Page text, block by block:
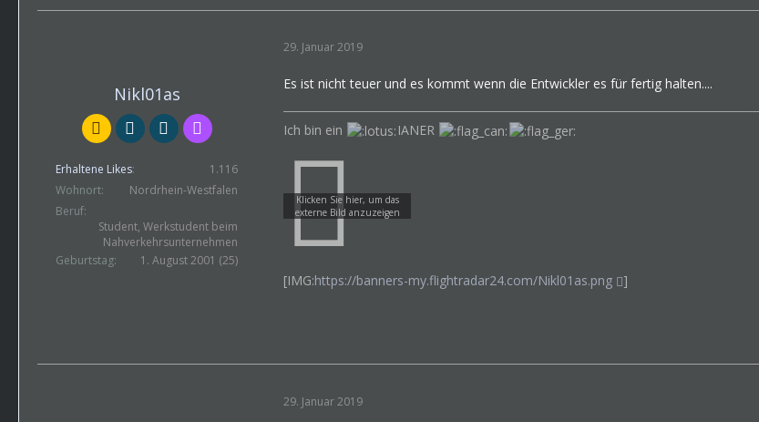
Nikl01as
Erhaltene Likes
1.116
Wohnort
Nordrhein-Westfalen
Beruf
Student, Werkstudent beim
Nahverkehrsunternehmen
Geburtstag
1. August 2001 (25)
29. Januar 2019
Es ist nicht teuer und es kommt wenn die Entwickler es für fertig halten....
Ich bin ein IANER
[IMG:https://banners-my.flightradar24.com/Nikl01as.png ]
29. Januar 2019